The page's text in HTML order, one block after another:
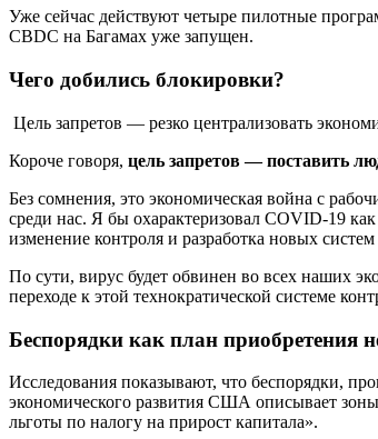
Уже сейчас действуют четыре пилотные
CBDC на Багамах уже запущен.
Чего добились блокировки?
Цель запретов — резко централизовать
Короче говоря, цель запретов — поставить
Без сомнения, это экономическая война с
среди нас. Я бы охарактеризовал COVID-19
изменение контроля и разработка новых
По сути, вирус будет обвинен во всех наших
переходе к этой технократической системе
Беспорядки как план приобретения
Исследования показывают, что беспорядки,
экономического развития США описывает
льготы по налогу на прирост капитала».